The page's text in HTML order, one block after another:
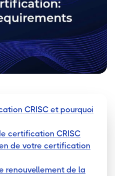
CRISC et pourquoi
certification CRISC
de votre certification
renouvellement de la